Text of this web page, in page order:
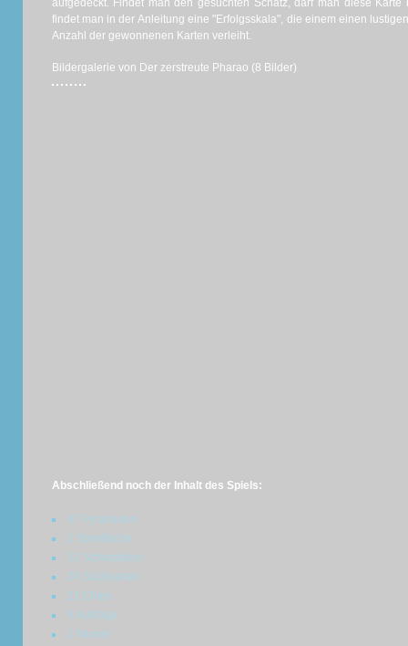
aufgedeckt. Findet man den gesuchten Schatz, darf man diese
findet man in der Anleitung eine "Erfolgsskala", die einem einen
Anzahl der gewonnenen Karten verleiht.
Bildergalerie von Der zerstreute Pharao (8 Bilder)
Abschließend noch der Inhalt des Spiels:
47 Pyramiden
1 Spielfläche
12 Schatztafeln
24 Suchkarten
21 Chips
5 Aufträge
1 Mumie